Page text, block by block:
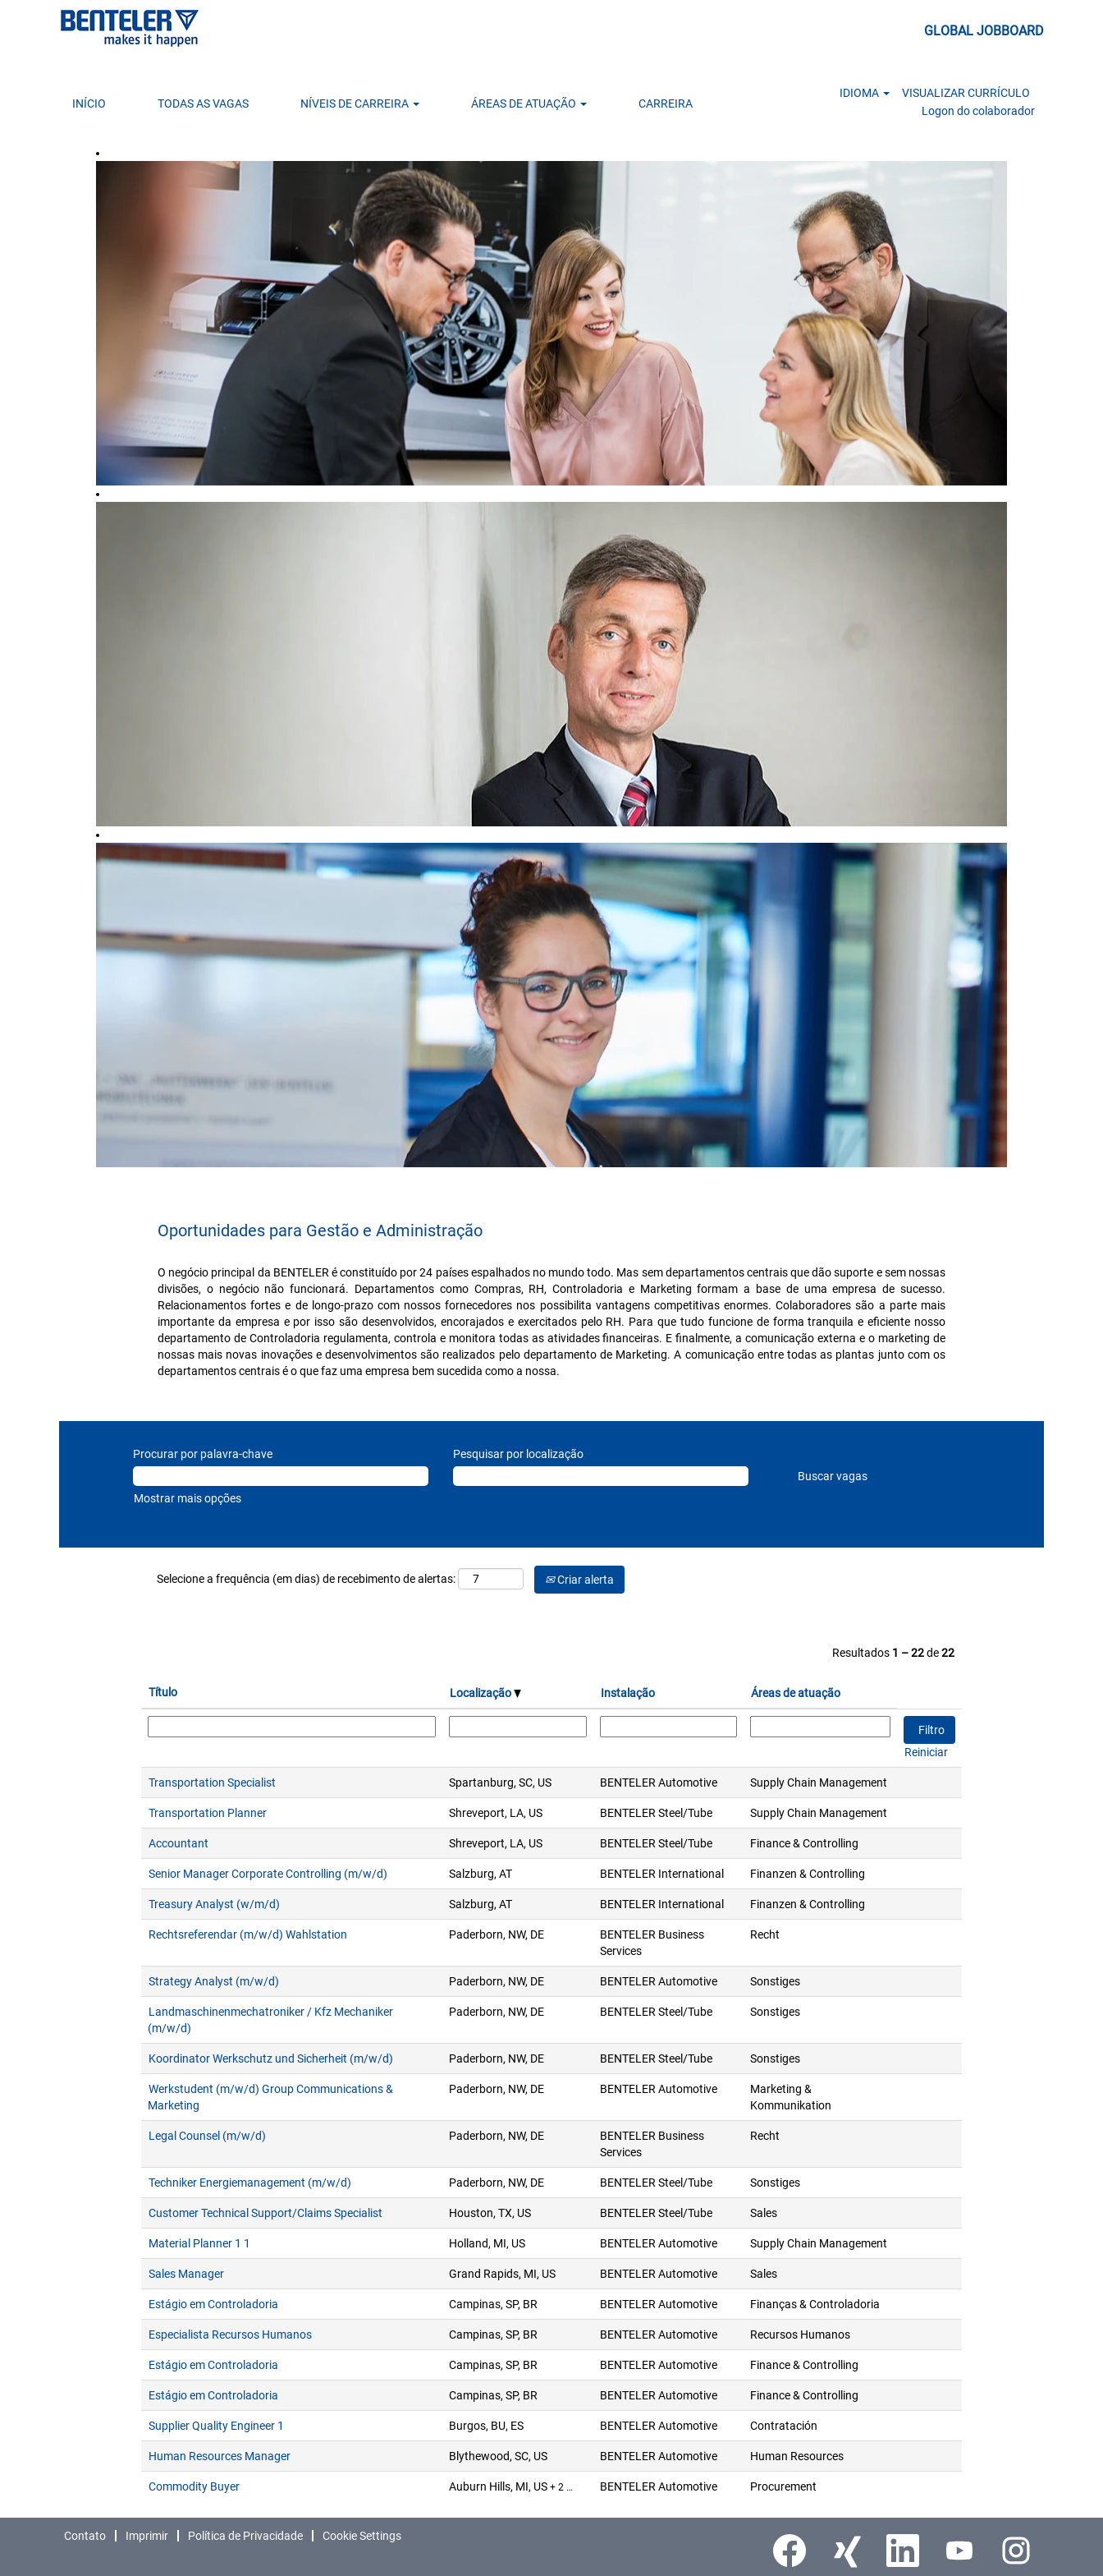
GLOBAL JOBBOARD
INÍCIO TODAS AS VAGAS NÍVEIS DE CARREIRA ÁREAS DE ATUAÇÃO CARREIRA
IDIOMA
VISUALIZAR CURRÍCULO
Logon do colaborador
Oportunidades para Gestão e Administração
O negócio principal da BENTELER é constituído por 24 países espalhados no mundo todo. Mas sem departamentos centrais que dão suporte e sem nossas
divisões, o negócio não funcionará. Departamentos como Compras, RH, Controladoria e Marketing formam a base de uma empresa de sucesso.
Relacionamentos fortes e de longo-prazo com nossos fornecedores nos possibilita vantagens competitivas enormes. Colaboradores são a parte mais
importante da empresa e por isso são desenvolvidos, encorajados e exercitados pelo RH. Para que tudo funcione de forma tranquila e eficiente nosso
departamento de Controladoria regulamenta, controla e monitora todas as atividades financeiras. E finalmente, a comunicação externa e o marketing de
nossas mais novas inovações e desenvolvimentos são realizados pelo departamento de Marketing. A comunicação entre todas as plantas junto com os
departamentos centrais é o que faz uma empresa bem sucedida como a nossa.
Procurar por palavra-chave Pesquisar por localização
Mostrar mais opções
Selecione a frequência (em dias) de recebimento de alertas: Criar alerta
Resultados 1 – 22de22
Título Localização Instalação Áreas de atuação
Reiniciar
Transportation Specialist Spartanburg, SC, US BENTELER Automotive Supply Chain Management
Transportation Planner Shreveport, LA, US BENTELER Steel/Tube Supply Chain Management
Accountant Shreveport, LA, US BENTELER Steel/Tube Finance & Controlling
Senior Manager Corporate Controlling (m/w/d) Salzburg, AT BENTELER International Finanzen & Controlling
Treasury Analyst (w/m/d) Salzburg, AT BENTELER International Finanzen & Controlling
Rechtsreferendar (m/w/d) Wahlstation Paderborn, NW, DE
BENTELER Business
Services
Recht
Strategy Analyst (m/w/d) Paderborn, NW, DE BENTELER Automotive Sonstiges
Landmaschinenmechatroniker / Kfz Mechaniker
(m/w/d)
Paderborn, NW, DE BENTELER Steel/Tube Sonstiges
Koordinator Werkschutz und Sicherheit (m/w/d) Paderborn, NW, DE BENTELER Steel/Tube Sonstiges
Werkstudent (m/w/d) Group Communications &
Marketing
Paderborn, NW, DE BENTELER Automotive
Marketing &
Kommunikation
Legal Counsel (m/w/d) Paderborn, NW, DE
BENTELER Business
Services
Recht
Techniker Energiemanagement (m/w/d) Paderborn, NW, DE BENTELER Steel/Tube Sonstiges
Customer Technical Support/Claims Specialist Houston, TX, US BENTELER Steel/Tube Sales
Material Planner 1 1 Holland, MI, US BENTELER Automotive Supply Chain Management
Sales Manager Grand Rapids, MI, US BENTELER Automotive Sales
Estágio em Controladoria Campinas, SP, BR BENTELER Automotive Finanças & Controladoria
Especialista Recursos Humanos Campinas, SP, BR BENTELER Automotive Recursos Humanos
Estágio em Controladoria Campinas, SP, BR BENTELER Automotive Finance & Controlling
Estágio em Controladoria Campinas, SP, BR BENTELER Automotive Finance & Controlling
Supplier Quality Engineer 1 Burgos, BU, ES BENTELER Automotive Contratación
Human Resources Manager Blythewood, SC, US BENTELER Automotive Human Resources
Commodity Buyer Auburn Hills, MI, US + 2 … BENTELER Automotive Procurement
Contato Imprimir Política de Privacidade Cookie Settings Abre em uma nova guia.
Abre em uma nova guia.Abre em uma nova guia.Abre em uma nova guia.
Abre em uma nova